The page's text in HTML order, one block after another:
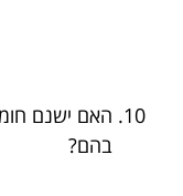
האם ישנם
בהם?